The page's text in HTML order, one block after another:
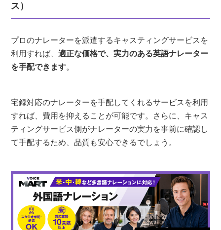
ス）
プロのナレーターを派遣するキャスティングサービスを
利用すれば、適正な価格で、実力のある英語ナレーター
を手配できます。
宅録対応のナレーターを手配してくれるサービスを利用
すれば、費用を抑えることが可能です。さらに、キャス
ティングサービス側がナレーターの実力を事前に確認し
て手配するため、品質も安心できるでしょう。